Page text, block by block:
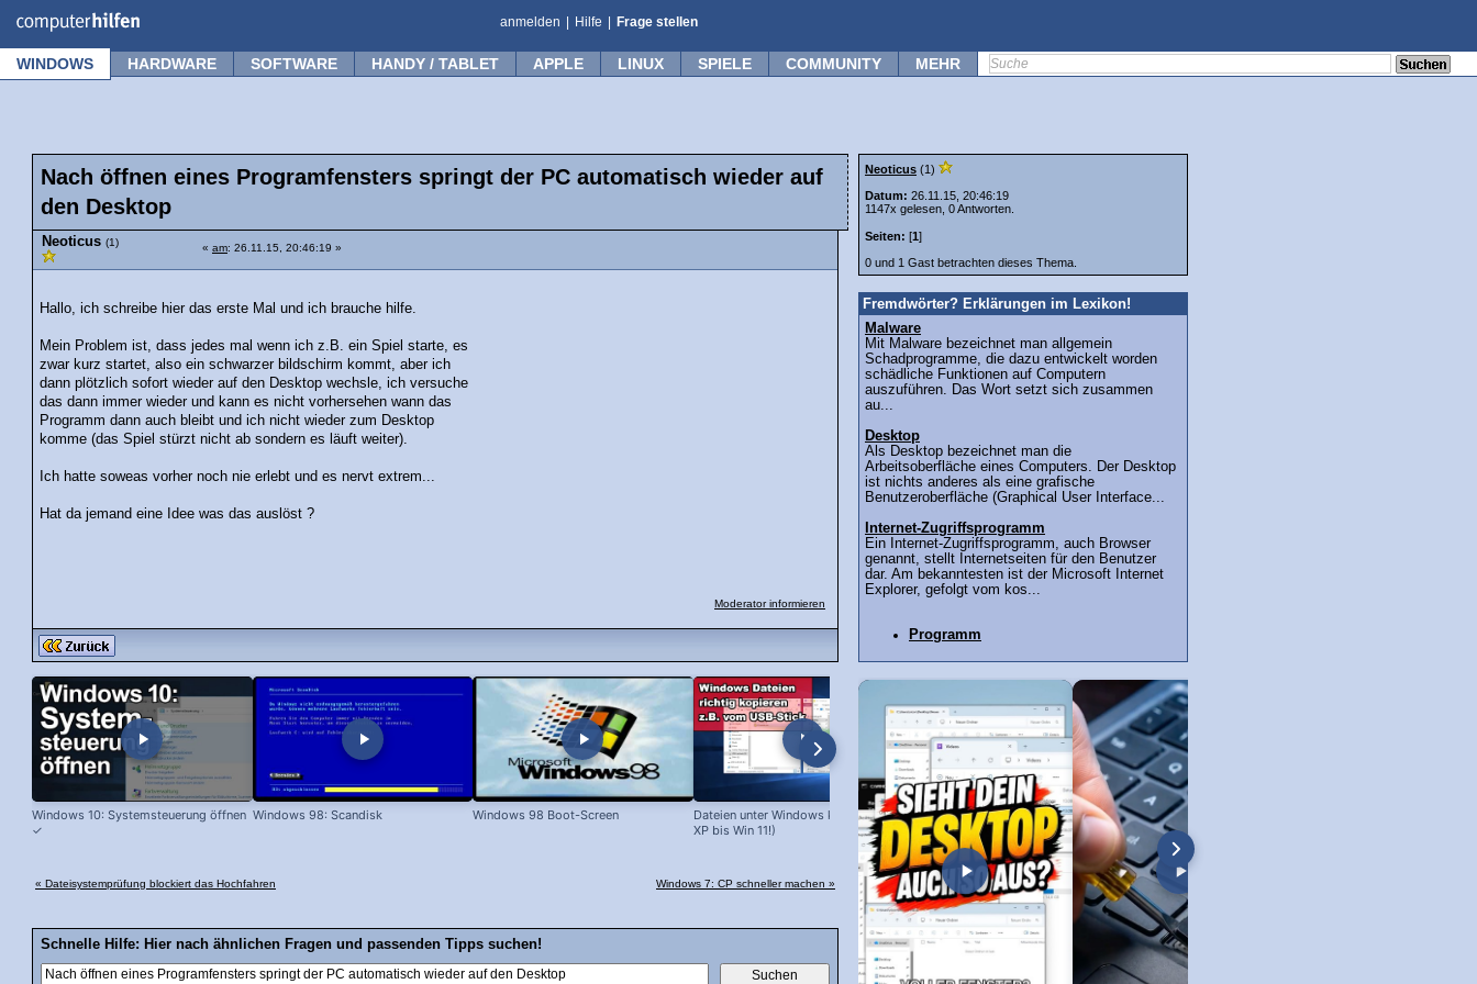
anmelden Hilfe Frage stellen
WINDOWS HARDWARE SOFTWARE HANDY / TABLET APPLE LINUX SPIELE COMMUNITY MEHR
Nach öffnen eines Programfensters springt der PC automatisch wieder auf
den Desktop
Neoticus (1) « am: 26.11.15, 20:46:19 »
Hallo, ich schreibe hier das erste Mal und ich brauche hilfe.
Mein Problem ist, dass jedes mal wenn ich z.B. ein Spiel starte, es
zwar kurz startet, also ein schwarzer bildschirm kommt, aber ich
dann plötzlich sofort wieder auf den Desktop wechsle, ich versuche
das dann immer wieder und kann es nicht vorhersehen wann das
Programm dann auch bleibt und ich nicht wieder zum Desktop
komme (das Spiel stürzt nicht ab sondern es läuft weiter).
Ich hatte soweas vorher noch nie erlebt und es nervt extrem...
Hat da jemand eine Idee was das auslöst ?
Moderator informieren
Windows 10: Systemsteuerung öffnen
✓
Windows 98: Scandisk Windows 98 Boot-Screen
Dateien unter Windows kopieren (Win
XP bis Win 11!)
Windows 7: Screenshot machen Programme löschen unter Windows 11
« Dateisystemprüfung blockiert das Hochfahren Windows 7: CP schneller machen »
Schnelle Hilfe: Hier nach ähnlichen Fragen und passenden Tipps suchen!
Neoticus (1)
Datum: 26.11.15, 20:46:19
1147x gelesen, 0 Antworten.
Seiten: [1]
0 und 1 Gast betrachten dieses Thema.
Fremdwörter? Erklärungen im Lexikon!
Malware
Mit Malware bezeichnet man allgemein
Schadprogramme, die dazu entwickelt worden
schädliche Funktionen auf Computern
auszuführen. Das Wort setzt sich zusammen
au...
Desktop
Als Desktop bezeichnet man die
Arbeitsoberfläche eines Computers. Der Desktop
ist nichts anderes als eine grafische
Benutzeroberfläche (Graphical User Interface...
Internet-Zugriffsprogramm
Ein Internet-Zugriffsprogramm, auch Browser
genannt, stellt Internetseiten für den Benutzer
dar. Am bekanntesten ist der Microsoft Internet
Explorer, gefolgt vom kos...
Programm